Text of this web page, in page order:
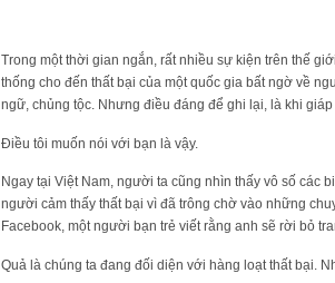
Trong một thời gian ngắn, rất nhiều sự kiện trên thế
thống cho đến thất bại của một quốc gia bất ngờ về
ngữ, chủng tộc. Nhưng điều đáng để ghi lại, là khi
Điều tôi muốn nói với bạn là vậy.
Ngay tại Việt Nam, người ta cũng nhìn thấy vô số các
người cảm thấy thất bại vì đã trông chờ vào những
Facebook, một người bạn trẻ viết rằng anh sẽ rời bỏ
Quả là chúng ta đang đối diện với hàng loạt thất bại.